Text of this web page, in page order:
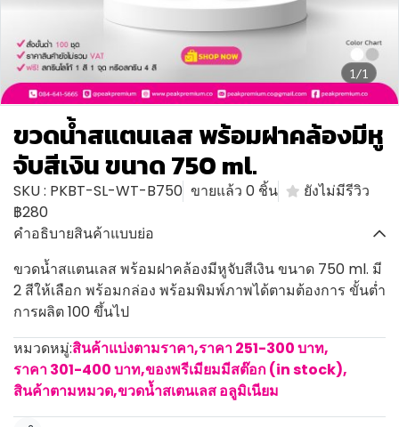
1/1
ขวดน้ำสแตนเลส พร้อมฝาคล้องมีหู
จับสีเงิน ขนาด 750 ml.
SKU : PKBT-SL-WT-B750 ขายแล้ว 0 ชิ้น
ยังไม่มีรีวิว
฿280
คำอธิบายสินค้าแบบย่อ
ขวดน้ำสแตนเลส พร้อมฝาคล้องมีหูจับสีเงิน ขนาด 750 ml. มี
2 สีให้เลือก พร้อมกล่อง พร้อมพิมพ์ภาพได้ตามต้องการ ขั้นต่ำ
การผลิต 100 ขึ้นไป
หมวดหมู่:สินค้าแบ่งตามราคา,ราคา 251-300 บาท,
ราคา 301-400 บาท,ของพรีเมียมมีสต๊อก (in stock),
สินค้าตามหมวด,ขวดน้ำสเตนเลส อลูมิเนียม